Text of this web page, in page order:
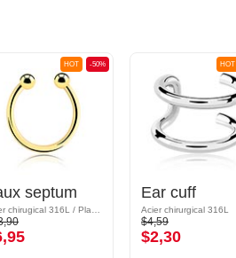
-50%
HOT
septum
HOT
Ear cuff
Acier chirurgical 316L
$4,59
$2,30